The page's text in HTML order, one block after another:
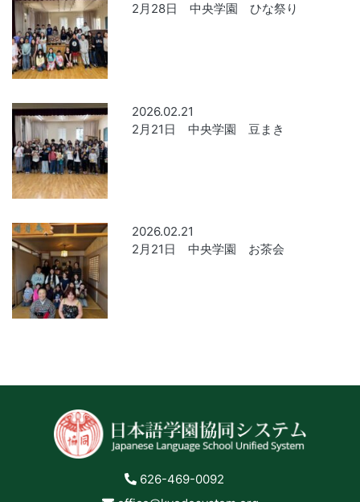
2月28日 中央学園 ひな祭り
2026.02.21
2月21日 中央学園 豆まき
2026.02.21
2月21日 中央学園 お茶会
626-469-0092